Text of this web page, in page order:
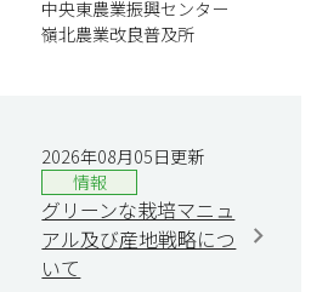
中央東農業振興センター
嶺北農業改良普及所
2026年08月05日更新
情報
グリーンな栽培マニュ
アル及び産地戦略につ
いて